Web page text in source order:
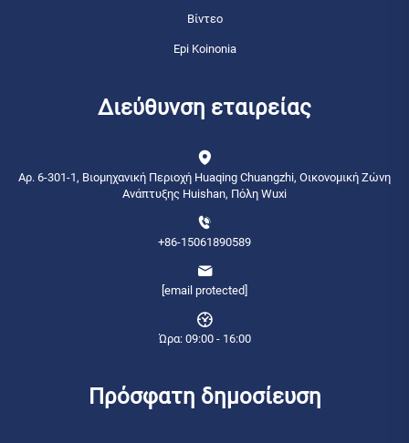
Βίντεο
Epi Koinonia
Διεύθυνση εταιρείας
Αρ. 6-301-1, Βιομηχανική Περιοχή Huaqing Chuangzhi, Οικονομική Ζώνη
Ανάπτυξης Huishan, Πόλη Wuxi
+86-15061890589
[email protected]
Ώρα: 09:00 - 16:00
Πρόσφατη δημοσίευση